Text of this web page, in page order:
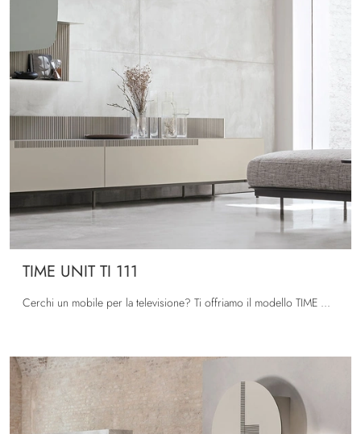
TIME UNIT TI 111
Cerchi un mobile per la televisione? Ti offriamo il modello TIME UNIT TI 111 di Tomasella in laccato opaco, ideale per spazi design.